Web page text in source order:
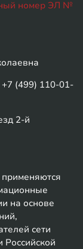
номер ЭЛ №
(499) 110-01-
2-й
на основе
сети
Российской